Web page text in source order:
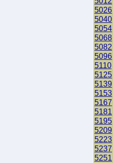
5026
5040
5054
5068
5082
5096
5110
5125
5139
5153
5167
5181
5195
5209
5223
5237
5251